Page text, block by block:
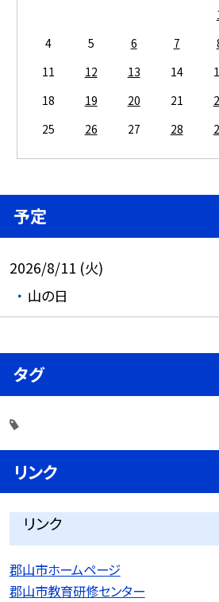
4
5 6 7
11
12 13 14
18
19 20 21
25
26 27 28
予定
2026/8/11 (火)
山の日
タグ
リンク
リンク
郡山市ホームページ
郡山市教育研修センター